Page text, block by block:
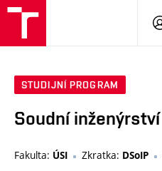
STUDIJNÍ PROGRAM
Soudní inženýrství
Fakulta: ÚSI Zkratka: DSoIP